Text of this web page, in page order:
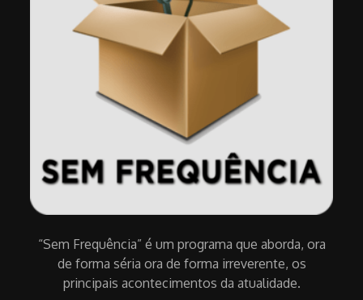
“Sem Frequência” é um programa que aborda, ora
de forma séria ora de forma irreverente, os
principais acontecimentos da atualidade.